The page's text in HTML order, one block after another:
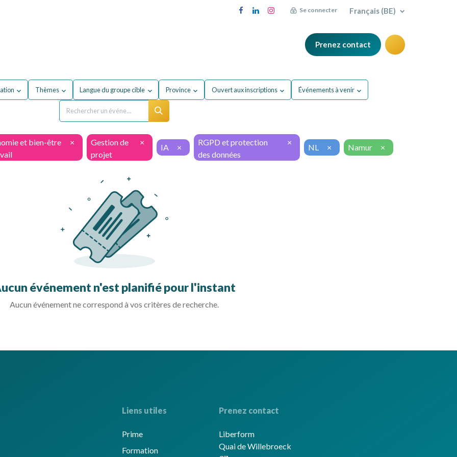
Se connecter Français (BE)
Prenez contact
Thèmes Langue du groupe cible Province Ouvert aux inscriptions Événements à venir
et bien-être
×
Gestion de
projet
×
IA ×
RGPD et protection
des données
×
NL × Namur ×
événement n'est planifié pour l'instant
Aucun événement ne correspond à vos critères de recherche.
Liens utiles
Prime
Formation
Prenez contact
Liberform
Quai de Willebroeck